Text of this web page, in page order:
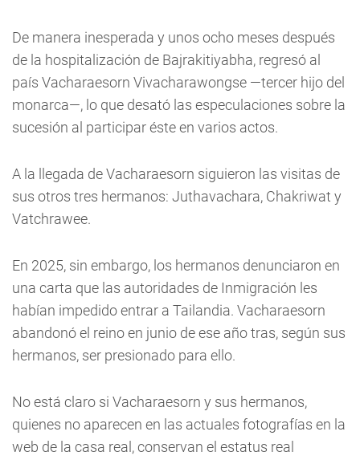
De manera inesperada y unos ocho meses después
de la hospitalización de Bajrakitiyabha, regresó al
país Vacharaesorn Vivacharawongse —tercer hijo del
monarca—, lo que desató las especulaciones sobre la
sucesión al participar éste en varios actos.
A la llegada de Vacharaesorn siguieron las visitas de
sus otros tres hermanos: Juthavachara, Chakriwat y
Vatchrawee.
En 2025, sin embargo, los hermanos denunciaron en
una carta que las autoridades de Inmigración les
habían impedido entrar a Tailandia. Vacharaesorn
abandonó el reino en junio de ese año tras, según sus
hermanos, ser presionado para ello.
No está claro si Vacharaesorn y sus hermanos,
quienes no aparecen en las actuales fotografías en la
web de la casa real, conservan el estatus real